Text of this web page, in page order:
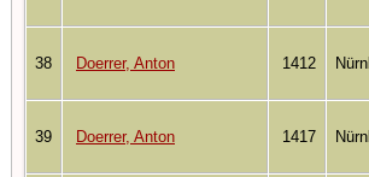
38 Doerrer, Anton 1412
39 Doerrer, Anton 1417